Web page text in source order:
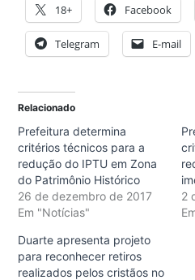
18+ Facebook
Telegram E-mail
Relacionado
Prefeitura determina
critérios técnicos para a
redução do IPTU em Zona
do Patrimônio Histórico
26 de dezembro de 2017
Em "Notícias"
2
Duarte apresenta projeto
para reconhecer retiros
realizados pelos cristãos no